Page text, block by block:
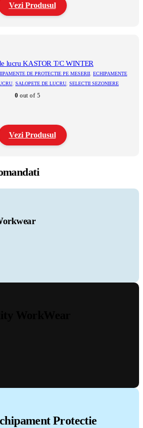
lei
Vezi Produsul
lucru KASTOR T/C WINTER
DE PROTECTIE PE MESERII, ECHIPAMENTE
, SALOPETE DE LUCRU, SELECTII SEZONIERE
0 out of 5
lei
Vezi Produsul
Protectie